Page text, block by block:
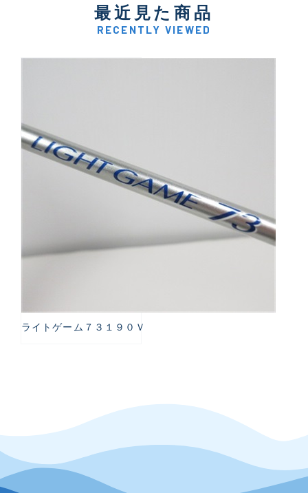
最近見た商品
RECENTLY VIEWED
ライトゲーム７３１９０Ｖ